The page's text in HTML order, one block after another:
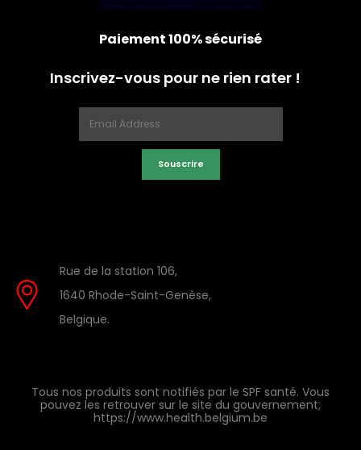
Paiement 100% sécurisé
Inscrivez-vous pour ne rien rater !
Souscrire
Rue de la station 106,
1640 Rhode-Saint-Genèse,
Belgique.
Tous nos produits sont notifiés par le SPF santé. Vous
pouvez les retrouver sur le site du gouvernement;
https://www.health.belgium.be